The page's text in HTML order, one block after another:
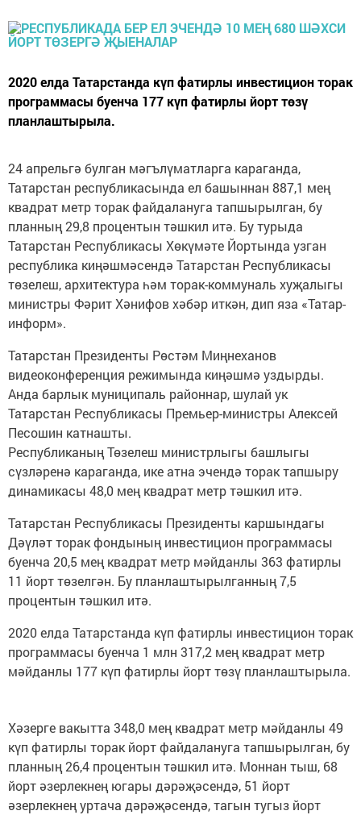
2020 елда Татарстанда күп фатирлы инвестицион торак
программасы буенча 177 күп фатирлы йорт төзү
планлаштырыла.
24 апрельгә булган мәгълүматларга караганда,
Татарстан республикасында ел башыннан 887,1 мең
квадрат метр торак файдалануга тапшырылган, бу
планның 29,8 процентын тәшкил итә. Бу турыда
Татарстан Республикасы Хөкүмәте Йортында узган
республика киңәшмәсендә Татарстан Республикасы
төзелеш, архитектура һәм торак-коммуналь хуҗалыгы
министры Фәрит Хәнифов хәбәр иткән, дип яза «Татар-
информ».
Татарстан Президенты Рөстәм Миңнеханов
видеоконференция режимында киңәшмә уздырды.
Анда барлык муниципаль районнар, шулай ук
Татарстан Республикасы Премьер-министры Алексей
Песошин катнашты.
Республиканың Төзелеш министрлыгы башлыгы
сүзләренә караганда, ике атна эчендә торак тапшыру
динамикасы 48,0 мең квадрат метр тәшкил итә.
Татарстан Республикасы Президенты каршындагы
Дәүләт торак фондының инвестицион программасы
буенча 20,5 мең квадрат метр мәйданлы 363 фатирлы
11 йорт төзелгән. Бу планлаштырылганның 7,5
процентын тәшкил итә.
2020 елда Татарстанда күп фатирлы инвестицион торак
программасы буенча 1 млн 317,2 мең квадрат метр
мәйданлы 177 күп фатирлы йорт төзү планлаштырыла.
Хәзерге вакытта 348,0 мең квадрат метр мәйданлы 49
күп фатирлы торак йорт файдалануга тапшырылган, бу
планның 26,4 процентын тәшкил итә. Моннан тыш, 68
йорт әзерлекнең югары дәрәҗәсендә, 51 йорт
әзерлекнең уртача дәрәҗәсендә, тагын тугыз йорт